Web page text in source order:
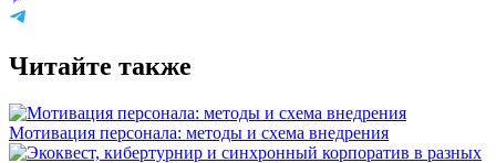
Читайте также
Мотивация персонала: методы и схема внедрения